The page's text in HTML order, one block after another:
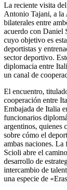
La reciente visita
Antonio Tajani, a la
bilaterales entre
acuerdo con Daniel
cuyo objetivo es
deportistas y
sector deportivo.
diplomacia entre
un canal de
El encuentro,
cooperación entre
Embajada de Italia
funcionarios
argentinos, quienes
sobre cómo el
ambas naciones.
Scioli abre el
desarrollo de
intercambio de
una especie de